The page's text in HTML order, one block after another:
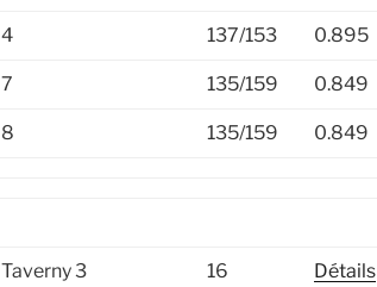
4 137/153 0.895
7 135/159 0.849
8 135/159 0.849
Taverny 3 16 Détails